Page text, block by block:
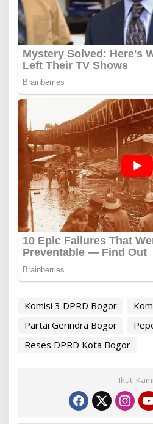
Komisi 3 DPRD Bogor
Partai Gerindra Bogor
Reses DPRD Kota Bogor
Ikuti Kami